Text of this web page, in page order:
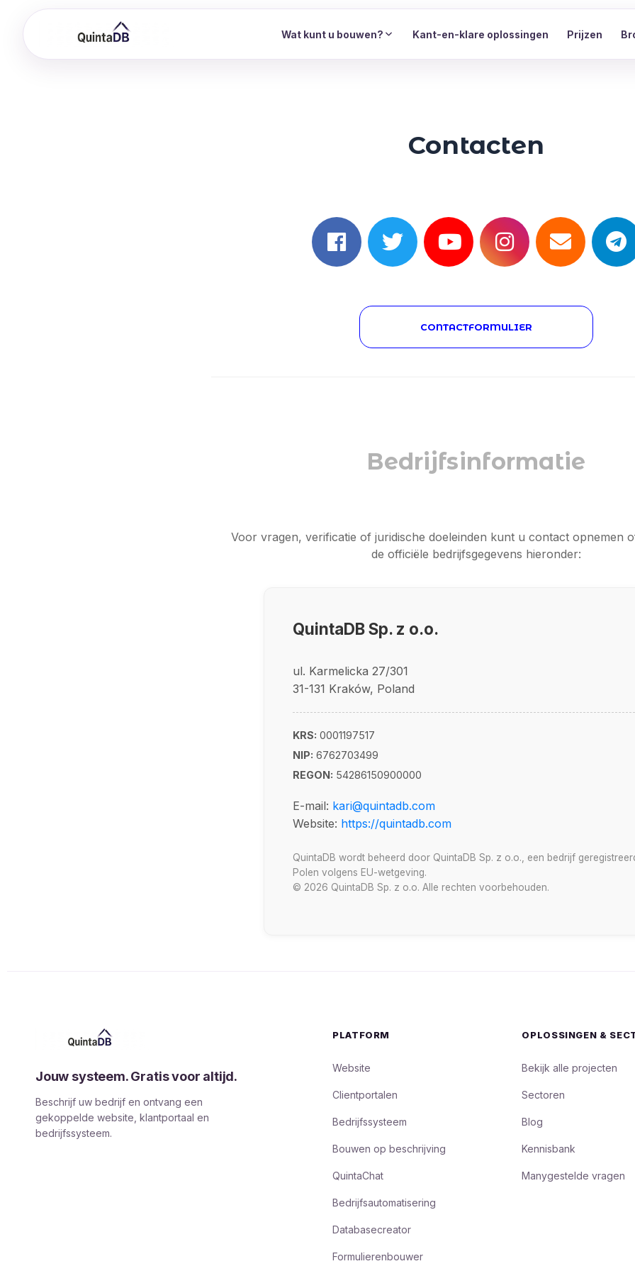
Wat kunt u bouwen? Kant-en-klare oplossingen Prijzen
Contacten
CONTACTFORMULIER
Bedrijfsinformatie
Voor vragen, verificatie of juridische doeleinden kunt u contact opnemen
de officiële bedrijfsgegevens hieronder:
QuintaDB Sp. z o.o.
ul. Karmelicka 27/301
31-131 Kraków, Poland
KRS: 0001197517
NIP: 6762703499
REGON: 54286150900000
E-mail: kari@quintadb.com
Website: https://quintadb.com
QuintaDB wordt beheerd door QuintaDB Sp. z o.o., een bedrijf
Polen volgens EU-wetgeving.
© 2026 QuintaDB Sp. z o.o. Alle rechten voorbehouden.
Jouw systeem. Gratis voor altijd.
Beschrijf uw bedrijf en ontvang een
gekoppelde website, klantportaal en
bedrijfssysteem.
PLATFORM
Website
Clientportalen
Bedrijfssysteem
Bouwen op beschrijving
QuintaChat
Bedrijfsautomatisering
Databasecreator
Formulierenbouwer
OPLOSSINGEN &
Bekijk alle projecten
Sectoren
Blog
Kennisbank
Manygestelde vragen